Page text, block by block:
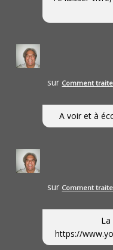
sur Comment
A voir et à
sur Comment
https://